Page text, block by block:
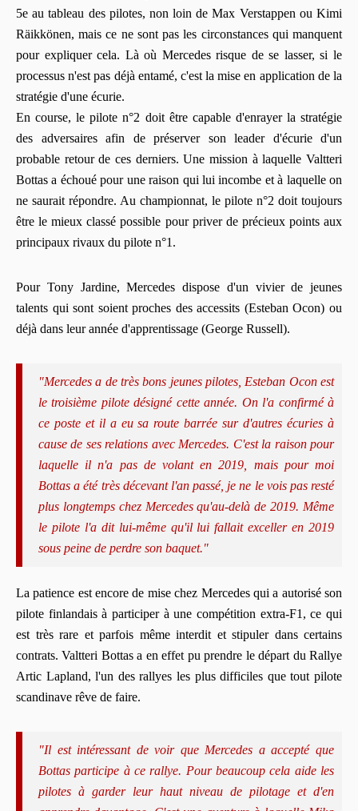
5e au tableau des pilotes, non loin de Max Verstappen ou Kimi
Räikkönen, mais ce ne sont pas les circonstances qui manquent
pour expliquer cela. Là où Mercedes risque de se lasser, si le
processus n'est pas déjà entamé, c'est la mise en application de la
stratégie d'une écurie.
En course, le pilote n°2 doit être capable d'enrayer la stratégie
des adversaires afin de préserver son leader d'écurie d'un
probable retour de ces derniers. Une mission à laquelle Valtteri
Bottas a échoué pour une raison qui lui incombe et à laquelle on
ne saurait répondre. Au championnat, le pilote n°2 doit toujours
être le mieux classé possible pour priver de précieux points aux
principaux rivaux du pilote n°1.
Pour Tony Jardine, Mercedes dispose d'un vivier de jeunes
talents qui sont soient proches des accessits (Esteban Ocon) ou
déjà dans leur année d'apprentissage (George Russell).
"Mercedes a de très bons jeunes pilotes, Esteban Ocon est
le troisième pilote désigné cette année. On l'a confirmé à
ce poste et il a eu sa route barrée sur d'autres écuries à
cause de ses relations avec Mercedes. C'est la raison pour
laquelle il n'a pas de volant en 2019, mais pour moi
Bottas a été très décevant l'an passé, je ne le vois pas resté
plus longtemps chez Mercedes qu'au-delà de 2019. Même
le pilote l'a dit lui-même qu'il lui fallait exceller en 2019
sous peine de perdre son baquet."
La patience est encore de mise chez Mercedes qui a autorisé son
pilote finlandais à participer à une compétition extra-F1, ce qui
est très rare et parfois même interdit et stipuler dans certains
contrats. Valtteri Bottas a en effet pu prendre le départ du Rallye
Artic Lapland, l'un des rallyes les plus difficiles que tout pilote
scandinave rêve de faire.
"Il est intéressant de voir que Mercedes a accepté que
Bottas participe à ce rallye. Pour beaucoup cela aide les
pilotes à garder leur haut niveau de pilotage et d'en